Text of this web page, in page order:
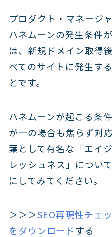
プロダクト・マネージ
ハネムーンの発生条件
は、新規ドメイン取得
べてのサイトに発生す
とです。
ハネムーンが起こる条
が一の場合も焦らず対
葉として有名な「エイ
レッシュネス」につい
にしてみてください。
＞＞＞SEO再現性チェ
をダウンロードする